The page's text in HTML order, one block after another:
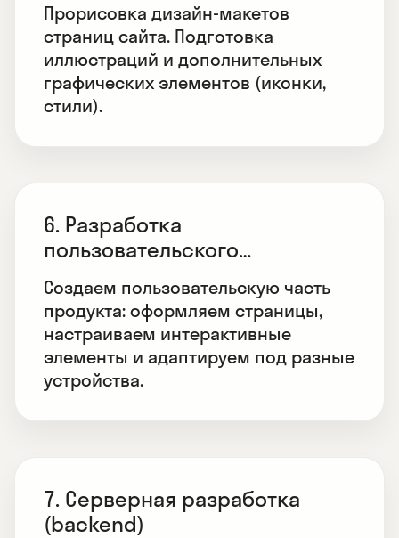
Прорисовка дизайн-макетов
страниц сайта. Подготовка
иллюстраций и дополнительных
графических элементов (иконки,
стили).
6. Разработка
пользовательского
интерфейса (frontend)
Создаем пользовательскую часть
продукта: оформляем страницы,
настраиваем интерактивные
элементы и адаптируем под разные
устройства.
7. Серверная разработка
(backend)